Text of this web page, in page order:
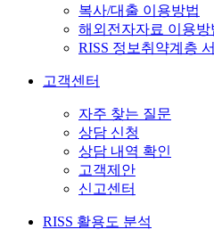
복사/대출 이용방법
해외전자자료 이용방
RISS 정보취약계층
고객센터
자주 찾는 질문
상담 신청
상담 내역 확인
고객제안
신고센터
RISS 활용도 분석